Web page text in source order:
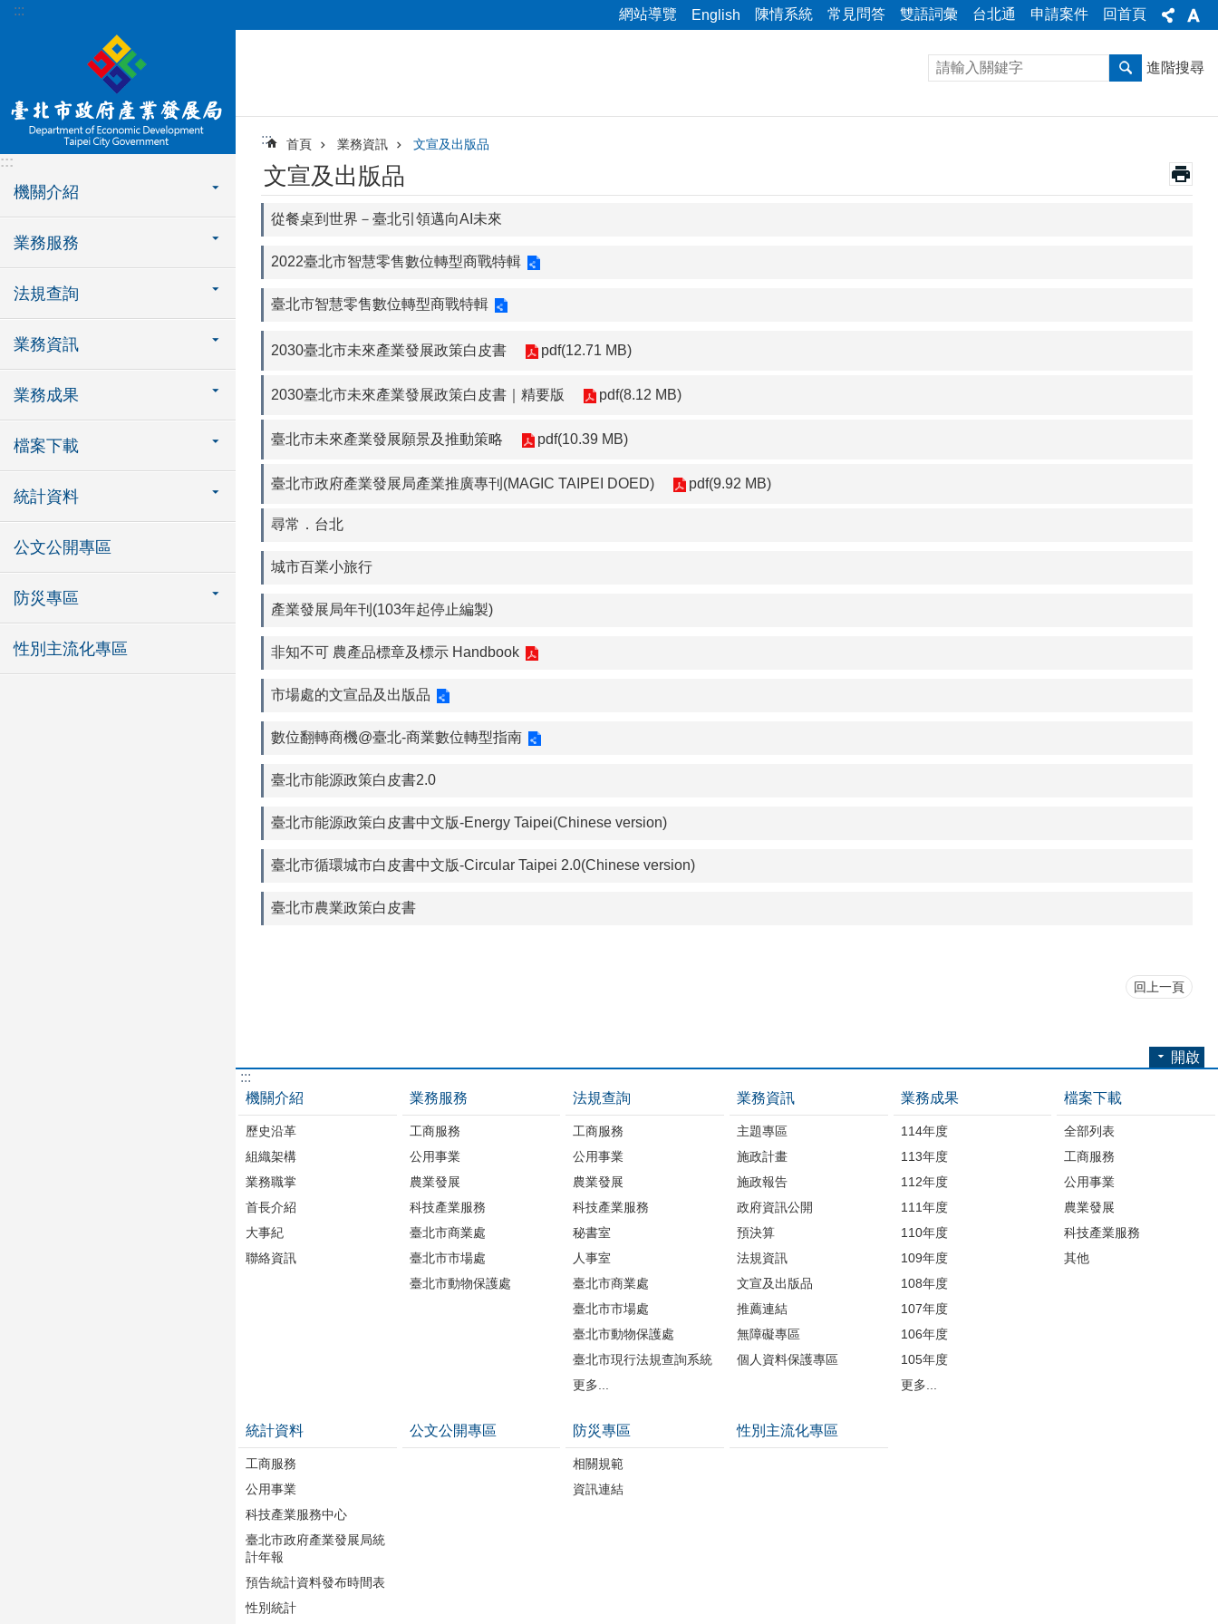
跳到主要內容區塊
::: 網站導覽 English 陳情系統 常見問答 雙語詞彙 台北通 申請案件 回首頁
:::
機關介紹
業務服務
法規查詢
業務資訊
業務成果
檔案下載
統計資料
公文公開專區
防災專區
性別主流化專區
進階搜尋
::: 首頁 業務資訊 文宣及出版品
文宣及出版品
從餐桌到世界－臺北引領邁向AI未來
2022臺北市智慧零售數位轉型商戰特輯
臺北市智慧零售數位轉型商戰特輯
2030臺北市未來產業發展政策白皮書 pdf(12.71 MB)
2030臺北市未來產業發展政策白皮書｜精要版 pdf(8.12 MB)
臺北市未來產業發展願景及推動策略 pdf(10.39 MB)
臺北市政府產業發展局產業推廣專刊(MAGIC TAIPEI DOED) pdf(9.92 MB)
尋常．台北
城市百業小旅行
產業發展局年刊(103年起停止編製)
非知不可 農產品標章及標示 Handbook
市場處的文宣品及出版品
數位翻轉商機@臺北-商業數位轉型指南
臺北市能源政策白皮書2.0
臺北市能源政策白皮書中文版-Energy Taipei(Chinese version)
臺北市循環城市白皮書中文版-Circular Taipei 2.0(Chinese version)
臺北市農業政策白皮書
回上一頁
開啟
:::
機關介紹
歷史沿革
組織架構
業務職掌
首長介紹
大事紀
聯絡資訊
業務服務
工商服務
公用事業
農業發展
科技產業服務
臺北市商業處
臺北市市場處
臺北市動物保護處
法規查詢
工商服務
公用事業
農業發展
科技產業服務
秘書室
人事室
臺北市商業處
臺北市市場處
臺北市動物保護處
臺北市現行法規查詢系統
更多...
業務資訊
主題專區
施政計畫
施政報告
政府資訊公開
預決算
法規資訊
文宣及出版品
推薦連結
無障礙專區
個人資料保護專區
業務成果
114年度
113年度
112年度
111年度
110年度
109年度
108年度
107年度
106年度
105年度
更多...
檔案下載
全部列表
工商服務
公用事業
農業發展
科技產業服務
其他
統計資料
工商服務
公用事業
科技產業服務中心
臺北市政府產業發展局統
計年報
預告統計資料發布時間表
性別統計
公文公開專區 防災專區
相關規範
資訊連結
性別主流化專區